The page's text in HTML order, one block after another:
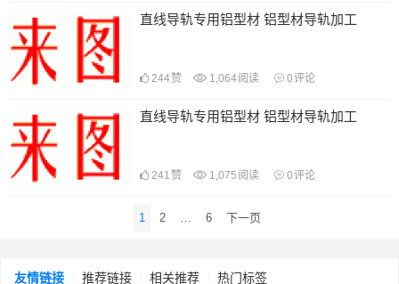
直线导轨专用铝型材 铝型材导轨加工
244赞 1,064阅读 0评论
直线导轨专用铝型材 铝型材导轨加工
241 赞 1,075 阅读 0评论
1 2 … 6 下一页
友情链接 推荐链接 相关推荐 热门标签